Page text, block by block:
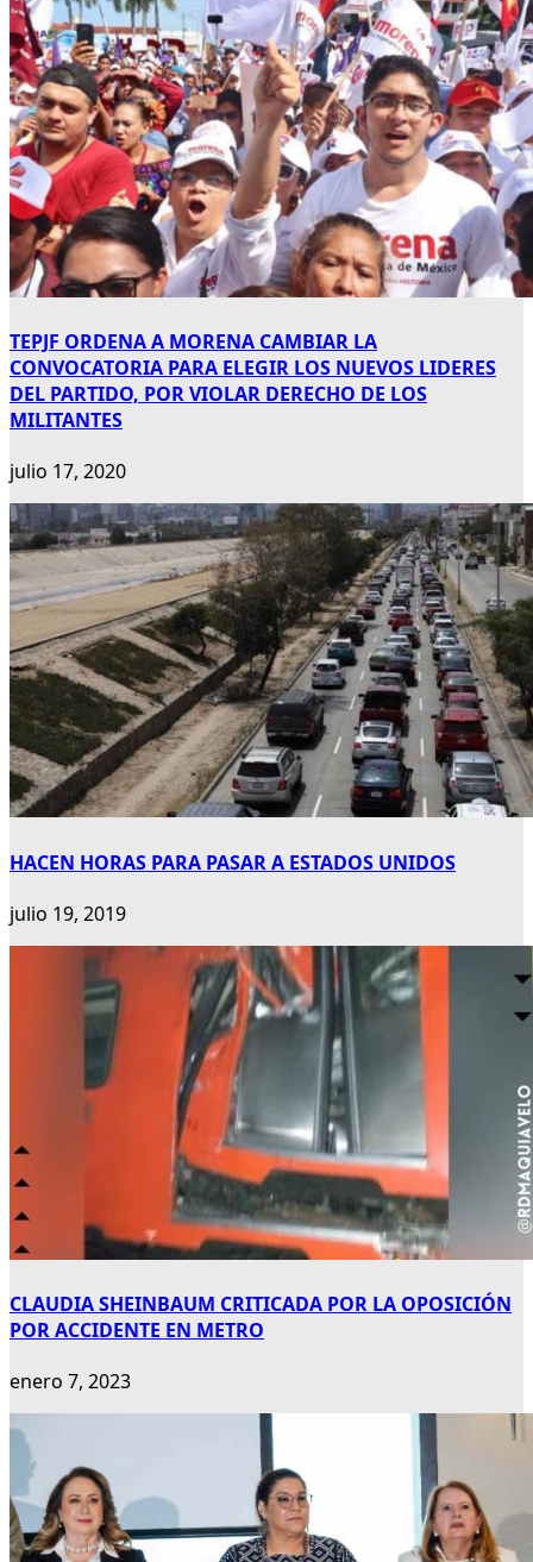
TEPJF ORDENA A MORENA CAMBIAR LA
CONVOCATORIA PARA ELEGIR LOS NUEVOS LIDERES
DEL PARTIDO, POR VIOLAR DERECHO DE LOS
MILITANTES
julio 17, 2020
HACEN HORAS PARA PASAR A ESTADOS UNIDOS
julio 19, 2019
CLAUDIA SHEINBAUM CRITICADA POR LA OPOSICIÓN
POR ACCIDENTE EN METRO
enero 7, 2023